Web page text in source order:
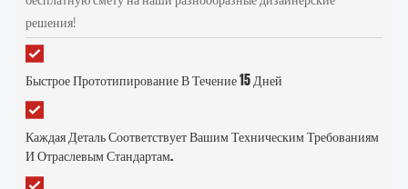
решения!
Быстрое Прототипирование В Течение 15 Дней
Каждая Деталь Соответствует Вашим Техническим Требованиям
И Отраслевым Стандартам.